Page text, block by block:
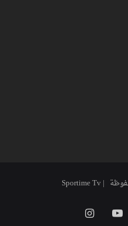
‫YouTubeانستقرام